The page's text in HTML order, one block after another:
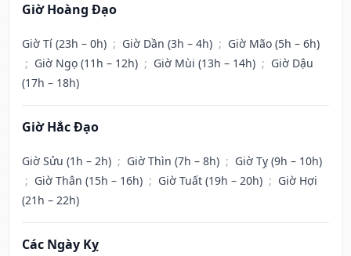
Giờ Hoàng Đạo
Giờ Tí (23h – 0h) ; Giờ Dần (3h – 4h) ; Giờ Mão (5h – 6h)
; Giờ Ngọ (11h – 12h) ; Giờ Mùi (13h – 14h) ; Giờ Dậu
(17h – 18h)
Giờ Hắc Đạo
Giờ Sửu (1h – 2h) ; Giờ Thìn (7h – 8h) ; Giờ Tỵ (9h – 10h)
; Giờ Thân (15h – 16h) ; Giờ Tuất (19h – 20h) ; Giờ Hợi
(21h – 22h)
Các Ngày Kỵ